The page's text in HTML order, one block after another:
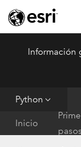
ArcGIS Pro
Información
Python
Inicio
pasos